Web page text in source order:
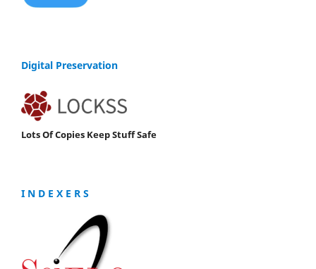
Digital Preservation
Lots Of Copies Keep Stuff Safe
I N D E X E R S